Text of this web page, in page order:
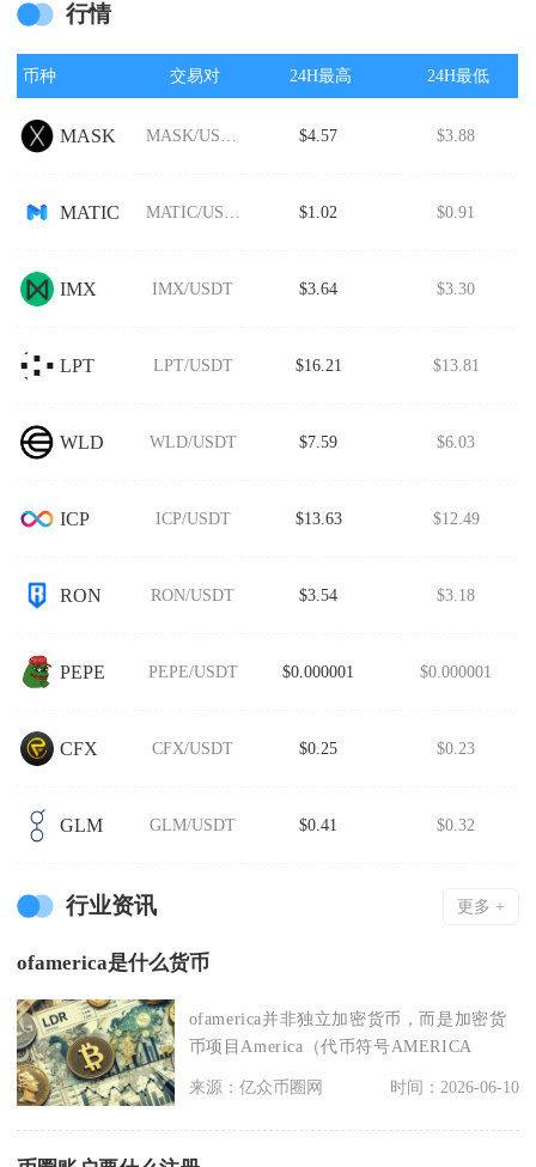
行情
币种 交易对 24H最高 24H最低
MASK MASK/USDT $4.57 $3.88
MATIC MATIC/USDT $1.02 $0.91
IMX IMX/USDT $3.64 $3.30
LPT LPT/USDT $16.21 $13.81
WLD WLD/USDT $7.59 $6.03
ICP ICP/USDT $13.63 $12.49
RON RON/USDT $3.54 $3.18
PEPE PEPE/USDT $0.000001 $0.000001
CFX CFX/USDT $0.25 $0.23
GLM GLM/USDT $0.41 $0.32
行业资讯 更多 +
ofamerica是什么货币
ofamerica并非独立加密货币，而是加密货
币项目America（代币符号AMERICA
来源：亿众币圈网 时间：2026-06-10